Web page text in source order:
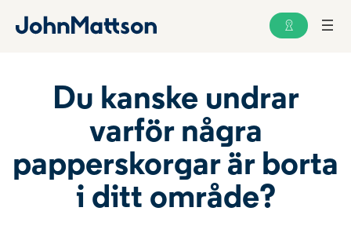
Du kanske undrar
varför några
papperskorgar är borta
i ditt område?